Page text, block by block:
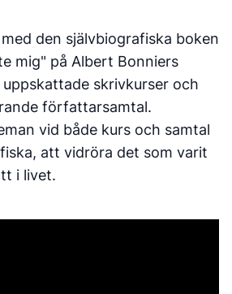
den självbiografiska boken
mig" på Albert Bonniers
uppskattade skrivkurser och
författarsamtal.
vid både kurs och samtal
att vidröra det som varit
i livet.